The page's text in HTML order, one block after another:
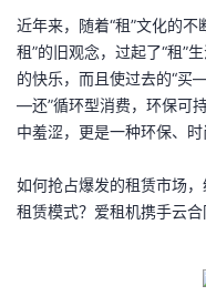
页
开
发
我
近年来，随着“租”文化的
租”的旧观念，过起了“租”
的快乐，而且使过去的“
—还”循环型消费，环保可
中羞涩，更是一种环保、时
如何抢占爆发的租赁市场
租赁模式？爱租机携手云合